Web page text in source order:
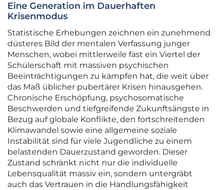
Eine Generation im Dauerhaften
Krisenmodus
Statistische Erhebungen zeichnen ein zunehmend
düsteres Bild der mentalen Verfassung junger
Menschen, wobei mittlerweile fast ein Viertel der
Schülerschaft mit massiven psychischen
Beeinträchtigungen zu kämpfen hat, die weit über
das Maß üblicher pubertärer Krisen hinausgehen.
Chronische Erschöpfung, psychosomatische
Beschwerden und tiefgreifende Zukunftsängste in
Bezug auf globale Konflikte, den fortschreitenden
Klimawandel sowie eine allgemeine soziale
Instabilität sind für viele Jugendliche zu einem
belastenden Dauerzustand geworden. Dieser
Zustand schränkt nicht nur die individuelle
Lebensqualität massiv ein, sondern untergräbt
auch das Vertrauen in die Handlungsfähigkeit